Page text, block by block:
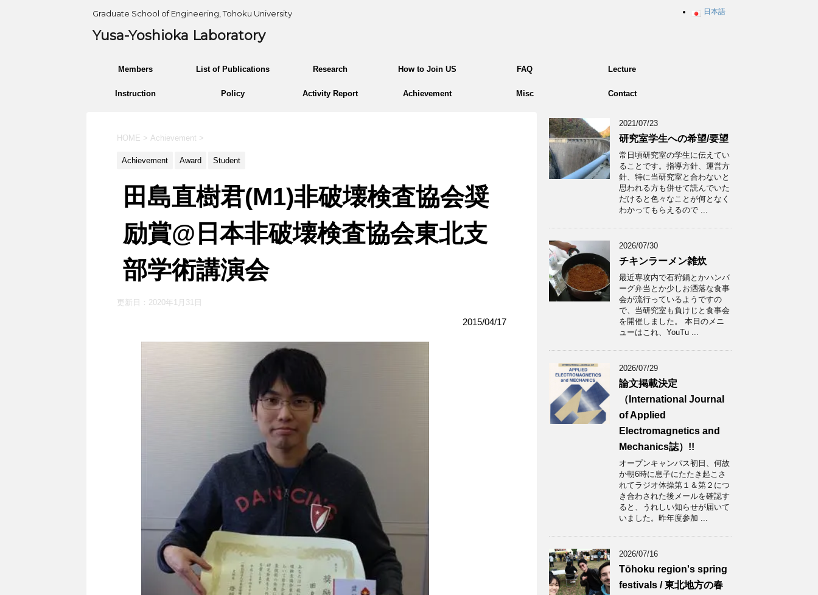
Graduate School of Engineering, Tohoku University
Yusa-Yoshioka Laboratory
日本語
Members List of Publications Research How to Join US FAQ Lecture
Instruction Policy Activity Report Achievement Misc Contact
HOME > Achievement >
Achievement Award Student
田島直樹君(M1)非破壊検査協会奨
励賞@日本非破壊検査協会東北支
部学術講演会
更新日： 2020年1月31日
2015/04/17
2021/07/23
研究室学生への希望/要望
常日頃研究室の学生に伝えてい
ることです。指導方針、運営方
針、特に当研究室と合わないと
思われる方も併せて読んでいた
だけると色々なことが何となく
わかってもらえるので ...
2026/07/30
チキンラーメン雑炊
最近専攻内で石狩鍋とかハンバ
ーグ弁当とか少しお洒落な食事
会が流行っているようですの
で、当研究室も負けじと食事会
を開催しました。 本日のメニ
ューはこれ、YouTu ...
2026/07/29
論文掲載決定
（International Journal
of Applied
Electromagnetics and
Mechanics誌）!!
オープンキャンパス初日、何故
か朝6時に息子にたたき起こさ
れてラジオ体操第１＆第２につ
き合わされた後メールを確認す
ると、うれしい知らせが届いて
いました。昨年度参加 ...
2026/07/16
Tōhoku region's spring
festivals / 東北地方の春